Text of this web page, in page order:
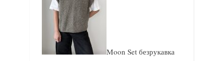
Moon Set безрукавка